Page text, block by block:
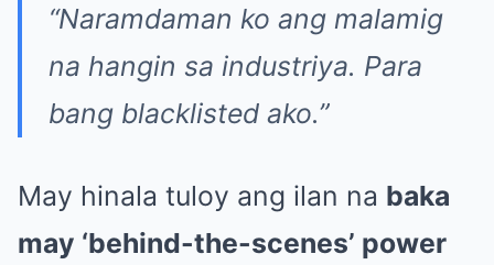
“Naramdaman ko ang malamig
na hangin sa industriya. Para
bang blacklisted ako.”
May hinala tuloy ang ilan na baka
may ‘behind-the-scenes’ power